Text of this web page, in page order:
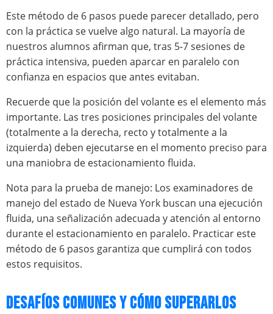
Este método de 6 pasos puede parecer detallado, pero
con la práctica se vuelve algo natural. La mayoría de
nuestros alumnos afirman que, tras 5-7 sesiones de
práctica intensiva, pueden aparcar en paralelo con
confianza en espacios que antes evitaban.
Recuerde que la posición del volante es el elemento más
importante. Las tres posiciones principales del volante
(totalmente a la derecha, recto y totalmente a la
izquierda) deben ejecutarse en el momento preciso para
una maniobra de estacionamiento fluida.
Nota para la prueba de manejo: Los examinadores de
manejo del estado de Nueva York buscan una ejecución
fluida, una señalización adecuada y atención al entorno
durante el estacionamiento en paralelo. Practicar este
método de 6 pasos garantiza que cumplirá con todos
estos requisitos.
DESAFÍOS COMUNES Y CÓMO SUPERARLOS